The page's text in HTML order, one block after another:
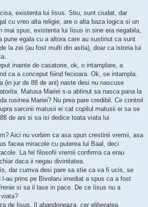
existenta lui Iisus. Stiu, sunt ciudat, dar
cu vreo alta religie, are o alta baza logica si un
mai spus, existenta lui Iisus in sine era negabila,
pune egala cu a altora care au sustinut ca sunt
la zei (au fost multi din astia), doar ca istoria lui
inainte de casatorie, ok, o intamplare, a
ca a conceput fiiind fecioara. Ok, se intampla.
(in jur de 88 de ani) naste desi nu nascuse
Matusa Mariei s-a abtinut sa nasca pana la
rusinea Mariei? Nu prea pare credibil. Ce control
sarcinii matusii ei cat copilul matusii ei sa se
de ani si sa isi dedice toata viata lui
Aici nu vorbim ca asa spun crestinii vremii, asa
facea miracole cu puterea lui Baal, deci
La fel filosofii vremii confirma ca erau
daca ii negau divinitatea.
dar cumva desi pare sa stie ca va fi ucis, se
au prins pe Bivolaru imediat a spus ca a fost
si sa il lase in pace. De ce Iisus nu a
de Iisus, Il abandoneaza, cer eliberarea